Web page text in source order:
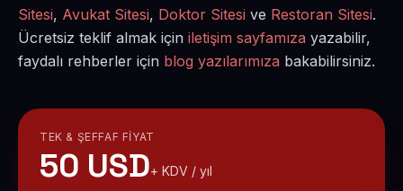
Sitesi, Avukat Sitesi, Doktor Sitesi ve Restoran Sitesi.
Ücretsiz teklif almak için iletişim sayfamıza yazabilir,
faydalı rehberler için blog yazılarımıza bakabilirsiniz.
TEK & ŞEFFAF FIYAT
50 USD+ KDV / yıl